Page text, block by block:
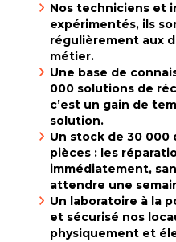
Nos techniciens et
expérimentés, ils
régulièrement aux
métier.
Une base de
000 solutions de
c’est un gain de
solution.
Un stock de 30 000
pièces : les
immédiatement,
attendre une
Un laboratoire à la
et sécurisé nos
physiquement et